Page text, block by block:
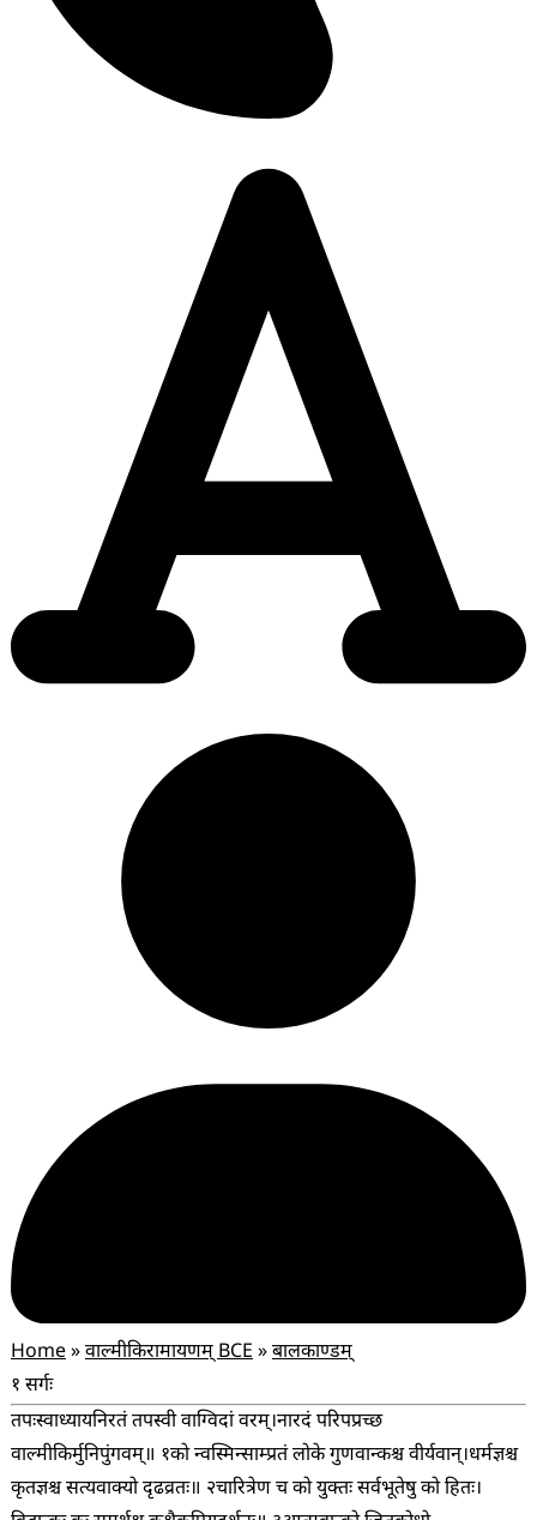
Home»वाल्मीकिरामायणम् BCE»बालकाण्डम्
१ सर्गः
तपःस्वाध्यायनिरतं तपस्वी वाग्विदां वरम्।नारदं परिपप्रच्छ
वाल्मीकिर्मुनिपुंगवम्॥ १को न्वस्मिन्साम्प्रतं लोके गुणवान्कश्च वीर्यवान्।धर्मज्ञश्च
कृतज्ञश्च सत्यवाक्यो दृढव्रतः॥ २चारित्रेण च को युक्तः सर्वभूतेषु को हितः।